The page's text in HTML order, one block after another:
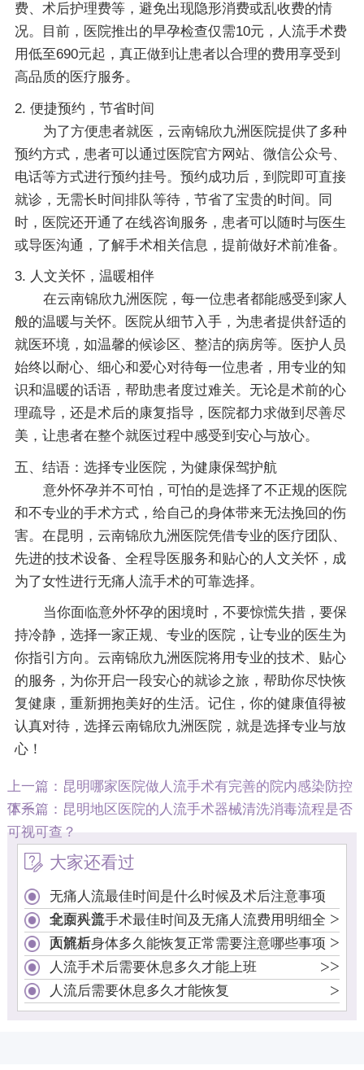
费、术后护理费等，避免出现隐形消费或乱收费的情
况。目前，医院推出的早孕检查仅需10元，人流手术费
用低至690元起，真正做到让患者以合理的费用享受到
高品质的医疗服务。
2. 便捷预约，节省时间
为了方便患者就医，云南锦欣九洲医院提供了多种
预约方式，患者可以通过医院官方网站、微信公众号、
电话等方式进行预约挂号。预约成功后，到院即可直接
就诊，无需长时间排队等待，节省了宝贵的时间。同
时，医院还开通了在线咨询服务，患者可以随时与医生
或导医沟通，了解手术相关信息，提前做好术前准备。
3. 人文关怀，温暖相伴
在云南锦欣九洲医院，每一位患者都能感受到家人
般的温暖与关怀。医院从细节入手，为患者提供舒适的
就医环境，如温馨的候诊区、整洁的病房等。医护人员
始终以耐心、细心和爱心对待每一位患者，用专业的知
识和温暖的话语，帮助患者度过难关。无论是术前的心
理疏导，还是术后的康复指导，医院都力求做到尽善尽
美，让患者在整个就医过程中感受到安心与放心。
五、结语：选择专业医院，为健康保驾护航
意外怀孕并不可怕，可怕的是选择了不正规的医院
和不专业的手术方式，给自己的身体带来无法挽回的伤
害。在昆明，云南锦欣九洲医院凭借专业的医疗团队、
先进的技术设备、全程导医服务和贴心的人文关怀，成
为了女性进行无痛人流手术的可靠选择。
当你面临意外怀孕的困境时，不要惊慌失措，要保
持冷静，选择一家正规、专业的医院，让专业的医生为
你指引方向。云南锦欣九洲医院将用专业的技术、贴心
的服务，为你开启一段安心的就诊之旅，帮助你尽快恢
复健康，重新拥抱美好的生活。记住，你的健康值得被
认真对待，选择云南锦欣九洲医院，就是选择专业与放
心！
上一篇： 昆明哪家医院做人流手术有完善的院内感染防控
体系
下一篇： 昆明地区医院的人流手术器械清洗消毒流程是否
可视可查？
大家还看过
无痛人流最佳时间是什么时候及术后注意事项
全面科普
>
北京人流手术最佳时间及无痛人流费用明细全
面解析
>
人流后身体多久能恢复正常需要注意哪些事项
>
人流手术后需要休息多久才能上班 >
人流后需要休息多久才能恢复 >